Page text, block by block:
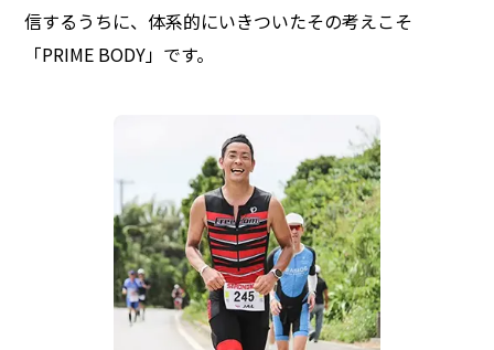
信するうちに、体系的にいきついたその考えこそ
「PRIME BODY」です。